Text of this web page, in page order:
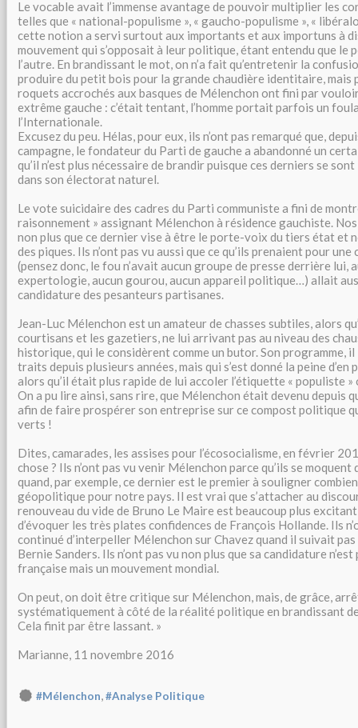
Le vocable avait l’immense avantage de pouvoir multiplier les
telles que « national-populisme », « gaucho-populisme », «
cette notion a servi surtout aux importants et aux importuns à
mouvement qui s’opposait à leur politique, étant entendu que le
l’autre. En brandissant le mot, on n’a fait qu’entretenir la
produire du petit bois pour la grande chaudière identitaire, mais
roquets accrochés aux basques de Mélenchon ont fini par
extrême gauche : c’était tentant, l’homme portait parfois un
l’Internationale.
Excusez du peu. Hélas, pour eux, ils n’ont pas remarqué que,
campagne, le fondateur du Parti de gauche a abandonné un
qu’il n’est plus nécessaire de brandir puisque ces derniers se
dans son électorat naturel.
Le vote suicidaire des cadres du Parti communiste a fini de
raisonnement » assignant Mélenchon à résidence gauchiste. Nos
non plus que ce dernier vise à être le porte-voix du tiers état et
des piques. Ils n’ont pas vu aussi que ce qu’ils prenaient pour
(pensez donc, le fou n’avait aucun groupe de presse derrière lui,
expertologie, aucun gourou, aucun appareil politique…) allait
candidature des pesanteurs partisanes.
Jean-Luc Mélenchon est un amateur de chasses subtiles, alors
courtisans et les gazetiers, ne lui arrivant pas au niveau des
historique, qui le considèrent comme un butor. Son programme, il
traits depuis plusieurs années, mais qui s’est donné la peine d’en
alors qu’il était plus rapide de lui accoler l’étiquette « populiste »
On a pu lire ainsi, sans rire, que Mélenchon était devenu depuis
afin de faire prospérer son entreprise sur ce compost politique
verts !
Dites, camarades, les assises pour l’écosocialisme, en février
chose ? Ils n’ont pas vu venir Mélenchon parce qu’ils se
quand, par exemple, ce dernier est le premier à souligner
géopolitique pour notre pays. Il est vrai que s’attacher au
renouveau du vide de Bruno Le Maire est beaucoup plus
d’évoquer les très plates confidences de François Hollande. Ils
continué d’interpeller Mélenchon sur Chavez quand il suivait pas
Bernie Sanders. Ils n’ont pas vu non plus que sa candidature
française mais un mouvement mondial.
On peut, on doit être critique sur Mélenchon, mais, de grâce,
systématiquement à côté de la réalité politique en brandissant
Cela finit par être lassant. »
Marianne, 11 novembre 2016
#Mélenchon,#Analyse Politique